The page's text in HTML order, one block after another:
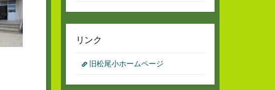
リンク
旧松尾小ホームページ